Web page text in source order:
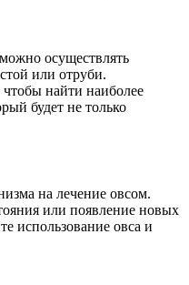
осуществлять
или отруби.
найти наиболее
будет не только
на лечение овсом.
или появление новых
использование овса и